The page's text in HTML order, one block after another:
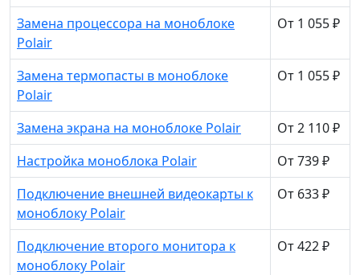
Замена процессора на моноблоке
Polair
От 1 055 ₽
Замена термопасты в моноблоке
Polair
От 1 055 ₽
Замена экрана на моноблоке Polair
От 2 110 ₽
Настройка моноблока Polair
От 739 ₽
Подключение внешней видеокарты к
моноблоку Polair
От 633 ₽
Подключение второго монитора к
моноблоку Polair
От 422 ₽